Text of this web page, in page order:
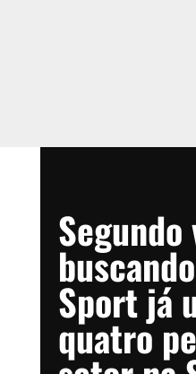
Sport já
quatro